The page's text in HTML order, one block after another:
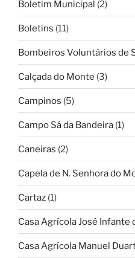
Boletim Municipal (2)
Boletins (11)
Bombeiros Voluntários de
Calçada do Monte (3)
Campinos (5)
Campo Sá da Bandeira (1)
Caneiras (2)
Capela de N. Senhora do
Cartaz (1)
Casa Agrícola José Infante
Casa Agrícola Manuel